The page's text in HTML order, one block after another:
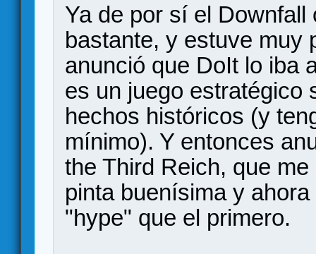
Ya de por sí el
bastante, y estuve muy
anunció que DoIt lo iba
es un juego estratégico
hechos históricos (y
mínimo). Y entonces
the Third Reich, que
pinta buenísima y
"hype" que el primero.